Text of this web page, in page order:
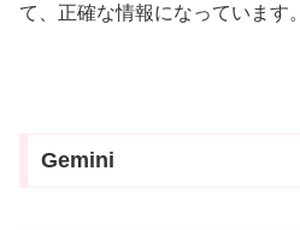
て、正確な情報になっています。
Gemini